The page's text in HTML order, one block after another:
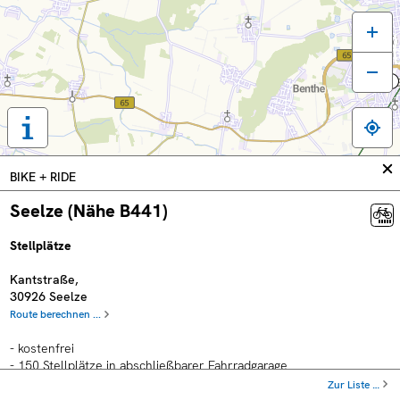
Tastaturbedienung,
Legende
und
weitere
Informationen
anzeigen
BIKE + RIDE
Seelze (Nähe B441)
Stellplätze
Kantstraße,
30926 Seelze
Route berechnen ...
- kostenfrei
- 150 Stellplätze in abschließbarer Fahrradgarage
Zur Liste …